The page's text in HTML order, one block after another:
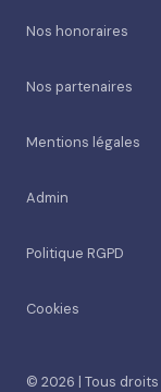
Nos honoraires
Nos partenaires
Mentions légales
Admin
Politique RGPD
Cookies
© 2026 | Tous